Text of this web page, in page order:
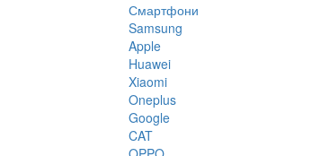
Смартфони
Samsung
Apple
Huawei
Xiaomi
Oneplus
Google
CAT